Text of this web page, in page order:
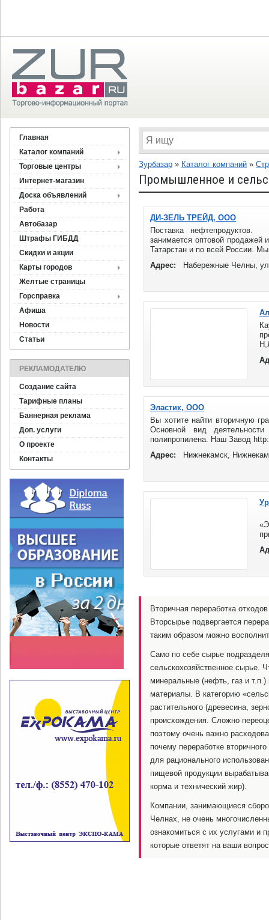
Главная
Каталог компаний
Торговые центры
Интернет-магазин
Доска объявлений
Работа
Автобазар
Штрафы ГИБДД
Скидки и акции
Карты городов
Желтые страницы
Горсправка
Афиша
Новости
Статьи
РЕКЛАМОДАТЕЛЮ
Создание сайта
Тарифные планы
Баннерная реклама
Доп. услуги
О проекте
Контакты
Зурбазар » Каталог компаний »
Промышленное и
ДИ-ЗЕЛЬ ТРЕЙД, ООО
Поставка
занимается оптовой продажей
Татарстан и по всей России.
Адрес:
Набережные Челны,
Эластик, ООО
Вы хотите найти вторичную
Основной вид
полипропилена. Наш Завод
Адрес:
Нижнекамск,
Вторичная переработка
Вторсырье подвергается
таким образом можно
Само по себе сырье
сельскохозяйственное сырье.
минеральные (нефть, газ и
материалы. В категорию
растительного (древесина,
происхождения. Сложно
поэтому очень важно
почему переработке
для рационального
пищевой продукции
корма и технический жир).
Компании, занимающиеся
Челнах, не очень
ознакомиться с их услугами и
которые ответят на ваши